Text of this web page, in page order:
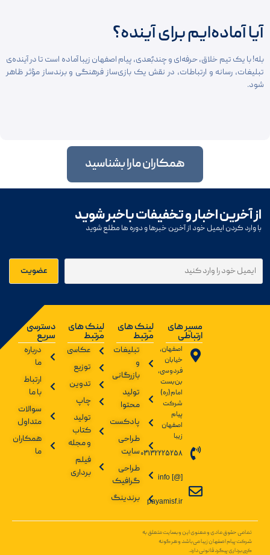
آیا آماده‌ایم برای آینده؟
بله! با یک تیم خلاق، حرفه‌ای و چندبُعدی، پیام اصفهان زیبا آماده است تا در آینده‌ی
تبلیغات، رسانه و ارتباطات، در نقش یک بازی‌ساز فرهنگی و برند‌ساز مؤثر ظاهر
شود.
همکاران مارا بشناسید
از آخرین اخبار و تخفیفات باخبر شوید
با وارد کردن ایمیل خود از آخرین خبرها و دوره ها مطلع شوید
مسیر های
ارتباطی
اصفهان،
خیابان
فردوسی،
بن‌بست
امام(ره)
شرکت
پیام
اصفهان
زیبا
03132225258
info [@]
payamisf.ir
لینک های
مرتبط
تبلیغات
و
بازرگانی
تولید
محتوا
پادکست
طراحی
سایت
طراحی
گرافیک
برندینگ
لینک های
مرتبط
عکاسی
توزیع
تدوین
چاپ
تولید
کتاب
و مجله
فیلم
برداری
دسترسی
سریع
درباره
ما
ارتباط
با ما
سوالات
متداول
همکاران
ما
تمامی حقوق مادی و معنوی این وبسایت متعلق به
شرکت پیام اصفهان زیبا می‌باشد و هر گونه
کپی‌برداری پیگرد قانونی دارد.